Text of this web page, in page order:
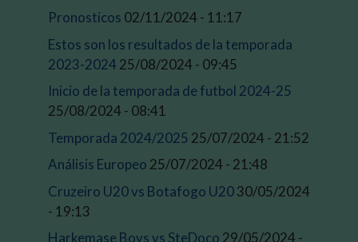
Pronosticos 02/11/2024 - 11:17
Estos son los resultados de la temporada
2023-2024 25/08/2024 - 09:45
Inicio de la temporada de futbol 2024-25
25/08/2024 - 08:41
Temporada 2024/2025 25/07/2024 - 21:52
Análisis Europeo 25/07/2024 - 21:48
Cruzeiro U20 vs Botafogo U2030/05/2024
- 19:13
Harkemase Boys vs SteDoco 29/05/2024 -